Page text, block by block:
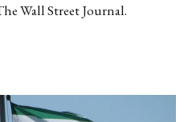
Wall Street Journal.